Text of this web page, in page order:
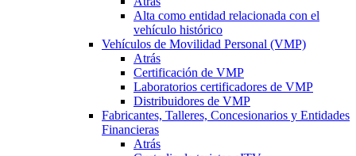
Alta como entidad relacionada con el
vehículo histórico
Vehículos de Movilidad Personal (VMP)
Atrás
Certificación de VMP
Laboratorios certificadores de VMP
Distribuidores de VMP
Fabricantes, Talleres, Concesionarios y Entidades
Financieras
Atrás